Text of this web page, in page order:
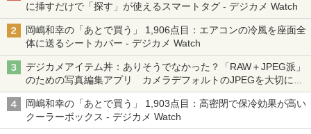
に挿すだけで「探す」が使えるスマートタグ - デジカメ Watch
岡嶋和幸の「あとで買う」 1,906点目：エアコンの冷風を座面全
体に送るシートカバー - デジカメ Watch
デジカメアイテム丼：ありそうでなかった？「RAW＋JPEG派」
のための写真編集アプリ カメラデフォルトのJPEGを大切にす
る「Filmator」
岡嶋和幸の「あとで買う」 1,903点目：高密閉で保冷効果が高い
クーラーボックス - デジカメ Watch